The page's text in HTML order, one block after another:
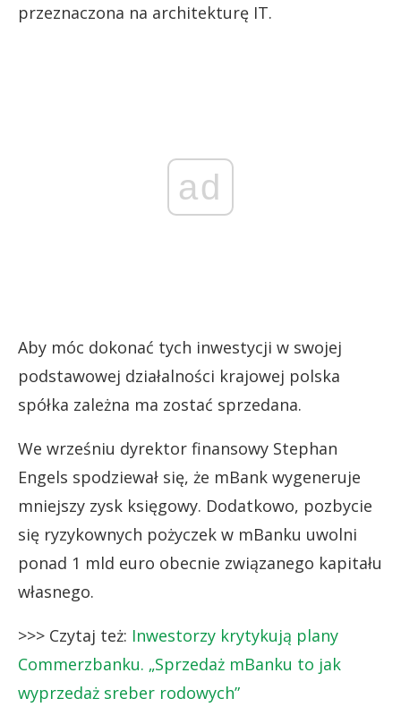
przeznaczona na architekturę IT.
ad
Aby móc dokonać tych inwestycji w swojej
podstawowej działalności krajowej polska
spółka zależna ma zostać sprzedana.
We wrześniu dyrektor finansowy Stephan
Engels spodziewał się, że mBank wygeneruje
mniejszy zysk księgowy. Dodatkowo, pozbycie
się ryzykownych pożyczek w mBanku uwolni
ponad 1 mld euro obecnie związanego kapitału
własnego.
>>> Czytaj też: Inwestorzy krytykują plany
Commerzbanku. „Sprzedaż mBanku to jak
wyprzedaż sreber rodowych”